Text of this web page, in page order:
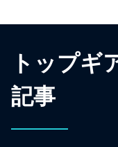
トップギ
記事